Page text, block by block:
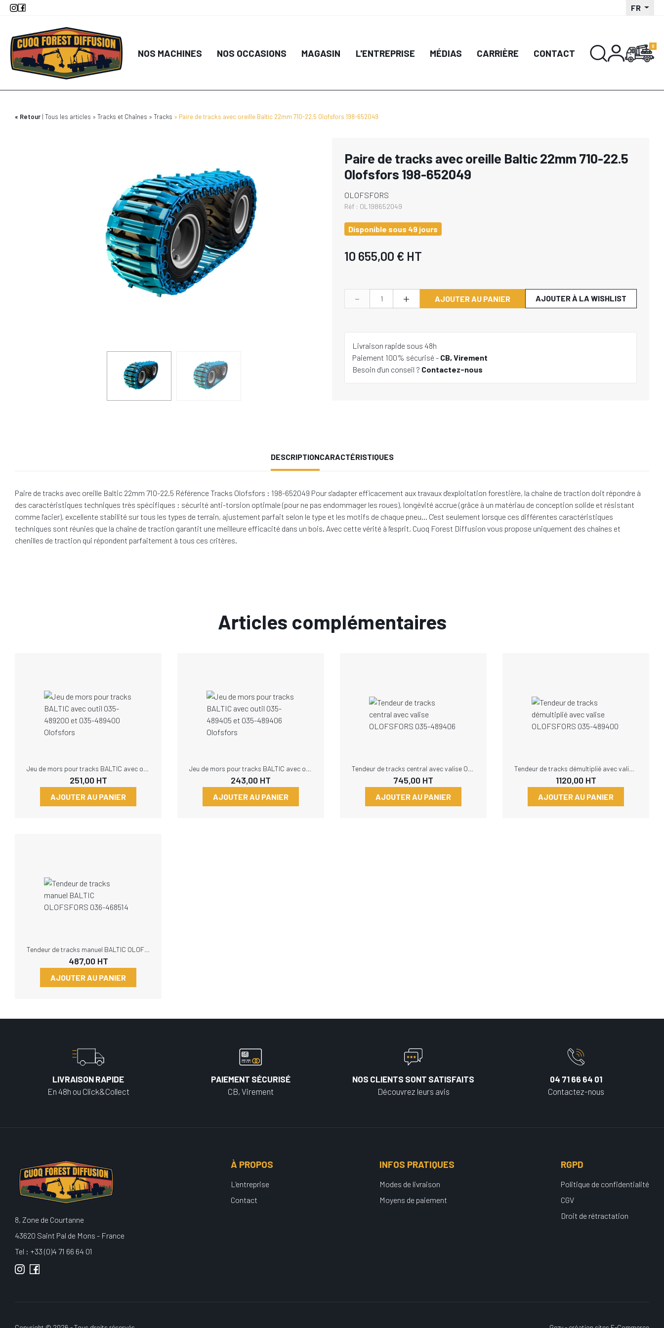
Aller
principal
FR
NOS MACHINES NOS OCCASIONS MAGASIN L'ENTREPRISE MÉDIAS CARRIÈRE CONTACT
Retour Tous les articles Tracks et Chaînes Tracks Paire de tracks avec oreille Baltic 22mm 710-22.5 Olofsfors 198-652049
Paire de tracks avec oreille Baltic 22mm 710-22.5
Olofsfors 198-652049
OLOFSFORS
Réf : OL198652049
Disponible sous 49 jours
10 655,00 € HT
- + AJOUTER AU PANIER AJOUTER À LA WISHLIST
Livraison rapide sous 48h
Paiement 100% sécurisé - CB, Virement
Besoin d'un conseil ? Contactez-nous
DESCRIPTIONCARACTÉRISTIQUES
Paire de tracks avec oreille Baltic 22mm 710-22.5 Référence Tracks Olofsfors : 198-652049 Pour s'adapter efficacement aux travaux d'exploitation forestière, la chaîne de traction doit répondre à
des caractéristiques techniques très spécifiques : sécurité anti-torsion optimale (pour ne pas endommager les roues), longévité accrue (grâce à un matériau de conception solide et résistant
comme l'acier), excellente stabilité sur tous les types de terrain, ajustement parfait selon le type et les motifs de chaque pneu… C'est seulement lorsque ces différentes caractéristiques
techniques sont réunies que la chaîne de traction garantit une meilleure efficacité dans un bois. Avec cette vérité à l'esprit, Cuoq Forest Diffusion vous propose uniquement des chaînes et
chenilles de traction qui répondent parfaitement à tous ces critères.
Articles complémentaires
251,00HT
AJOUTER AU PANIER
243,00 HT
AJOUTER AU PANIER
745,00 HT
AJOUTER AU PANIER
1120,00HT
AJOUTER AU PANIER
487,00HT
AJOUTER AU PANIER
LIVRAISON RAPIDE
En 48h ou Click&Collect
PAIEMENT SÉCURISÉ
CB, Virement
NOS CLIENTS SONT SATISFAITS
Découvrez leurs avis
04 71 66 64 01
Contactez-nous
8, Zone de Courtanne
43620 Saint Pal de Mons - France
Tel : +33 (0)4 71 66 64 01
À PROPOS
L'entreprise
Contact
INFOS PRATIQUES
Modes de livraison
Moyens de paiement
RGPD
Politique de confidentialité
CGV
Droit de rétractation